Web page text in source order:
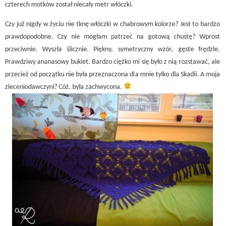
czterech motków został niecały metr włóczki.
Czy już nigdy w życiu nie tknę włóczki w chabrowym kolorze? Jest to bardzo
prawdopodobne. Czy nie mogłam patrzeć na gotową chustę? Wprost
przeciwnie. Wyszła ślicznie. Piękny, symetryczny wzór, gęste frędzle.
Prawdziwy ananasowy bukiet. Bardzo ciężko mi się było z nią rozstawać, ale
przecież od początku nie była przeznaczona dla mnie tylko dla Skadii. A moja
zleceniodawczyni? Cóż, była zachwycona.